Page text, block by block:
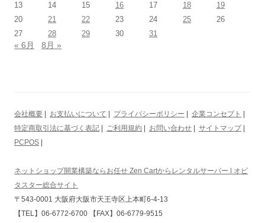
13
14 15 16 17 18
19
20
21 22 23 24 25
26
27
28 29 30 31
« 6月 8月 »
会社概要 お支払いについて プライバシーポリシー 企業コンセプト
特定商取引法に基づく表記
ご利用規約 お問い合わせ サイトマップ|
PCPOS
ネットショップ開業構築ならお任せ Zen Cartからレンタルサーバー | オビ
タスター総合サイト
〒543-0001 大阪府大阪市天王寺区上本町6-4-13
【TEL】06-6772-6700 【FAX】06-6779-9515